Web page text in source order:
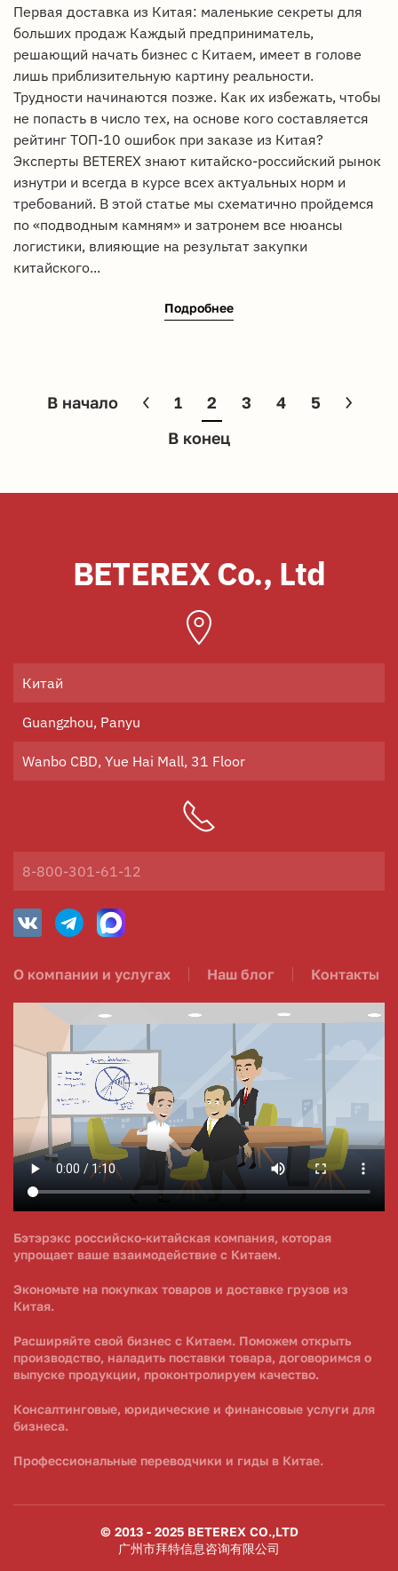
Первая доставка из Китая: маленькие секреты для
больших продаж Каждый предприниматель,
решающий начать бизнес с Китаем, имеет в голове
лишь приблизительную картину реальности.
Трудности начинаются позже. Как их избежать, чтобы
не попасть в число тех, на основе кого составляется
рейтинг ТОП-10 ошибок при заказе из Китая?
Эксперты BETEREX знают китайско-российский рынок
изнутри и всегда в курсе всех актуальных норм и
требований. В этой статье мы схематично пройдемся
по «подводным камням» и затронем все нюансы
логистики, влияющие на результат закупки
китайского...
Подробнее
В начало 1 2 3 4
5
В конец
BETEREX Co., Ltd
Китай
Guangzhou, Panyu
Wanbo CBD, Yue Hai Mall, 31 Floor
8-800-301-61-12
О компании и услугах Наш блог Контакты
Бэтэрэкс российско-китайская компания, которая
упрощает ваше взаимодействие с Китаем.
Экономьте на покупках товаров и доставке грузов из
Китая.
Расширяйте свой бизнес с Китаем. Поможем открыть
производство, наладить поставки товара, договоримся о
выпуске продукции, проконтролируем качество.
Консалтинговые, юридические и финансовые услуги для
бизнеса.
Профессиональные переводчики и гиды в Китае.
© 2013 - 2025 BETEREX CO.,LTD
广州市拜特信息咨询有限公司